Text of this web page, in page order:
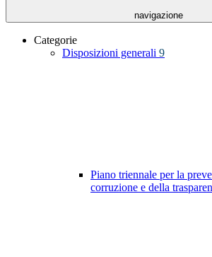
navigazione
Categorie
Disposizioni generali 9
Piano triennale per la
corruzione e della